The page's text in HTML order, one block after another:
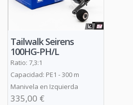
Tailwalk Seirens
100HG-PH/L
Ratio: 7,3:1
Capacidad: PE1 - 300 m
Manivela en Izquierda
335,00 €